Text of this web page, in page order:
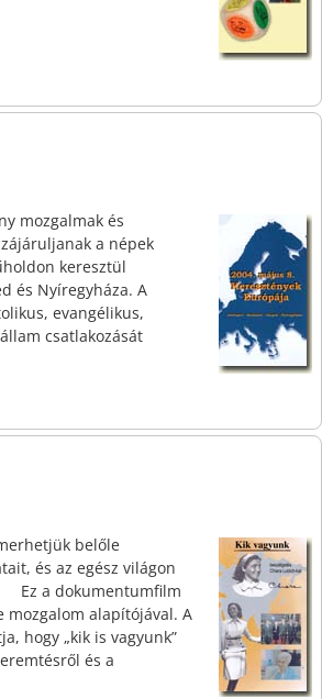
mozgalmak és
a népek
keresztül
és Nyíregyháza. A
evangélikus,
csatlakozását
belőle
és az egész világon
Ez a dokumentumfilm
mozgalom alapítójával. A
hogy „kik is vagyunk”
és a